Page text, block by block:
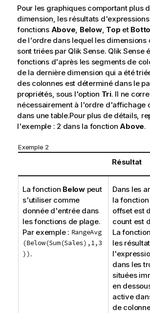
n
s
e
i
l
Pour les graphiques comportant plus
dimension, les résultats
fonctions Above, Below, Top et
de l'ordre dans lequel les dimensions
sont triées par Qlik Sense. Qlik Sense
fonctions d'après les segments de
de la dernière dimension qui a été
des colonnes est déterminé dans le
propriétés, sous l'option Tri. Il ne
nécessairement à l'ordre d'affichage
dans une table.Pour plus de détails,
l'exemple : 2 dans la fonctionAbove.
Exemple 2
Résultat
La fonction Belowpeut
s'utiliser comme
donnée d'entrée dans
les fonctions de plage.
Par exemple : RangeAvg
(Below(Sum(Sales),1,3
)).
Dans les
la fonction
offsetest
countest
La
les
dans les
situées
en
active
de